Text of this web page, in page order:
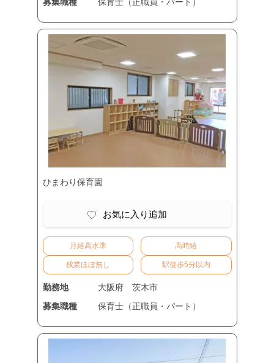
ひまわり保育園
お気に入り追加
月給高水準 高時給
残業ほぼ無し 駅徒歩5分以内
勤務地 大阪府
茨木市
募集職種
保育士（正職員・パート）